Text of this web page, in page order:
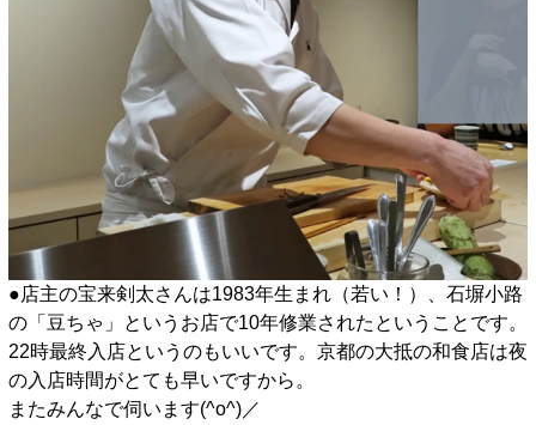
●店主の宝来剣太さんは1983年生まれ（若い！）、石塀小路
の「豆ちゃ」というお店で10年修業されたということです。
22時最終入店というのもいいです。京都の大抵の和食店は夜
の入店時間がとても早いですから。
またみんなで伺います(^o^)／